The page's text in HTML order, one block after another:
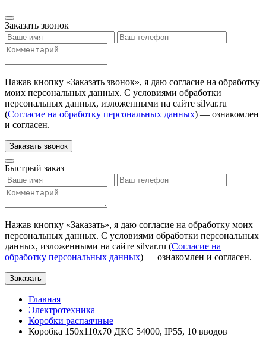
Заказать звонок
Нажав кнопку «Заказать звонок», я даю согласие на обработку
моих персональных данных. С условиями обработки
персональных данных, изложенными на сайте silvar.ru
(Согласие на обработку персональных данных) — ознакомлен
и согласен.
Заказать звонок
Быстрый заказ
Нажав кнопку «Заказать», я даю согласие на обработку моих
персональных данных. С условиями обработки персональных
данных, изложенными на сайте silvar.ru (Согласие на
обработку персональных данных) — ознакомлен и согласен.
Заказать
Главная
Электротехника
Коробки распаячные
Коробка 150х110х70 ДКС 54000, IP55, 10 вводов